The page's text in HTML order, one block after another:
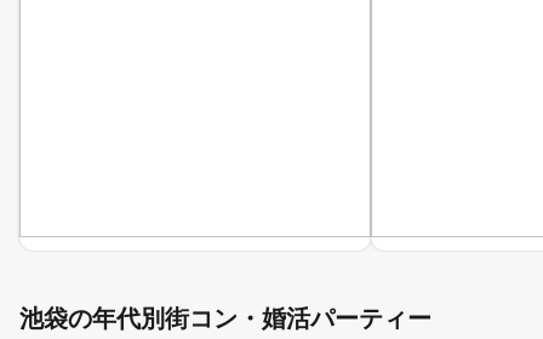
池袋の年代別街コン・婚活パーティー